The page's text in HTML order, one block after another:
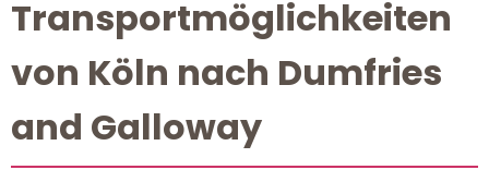
Transportmöglichkeiten
von Köln nach Dumfries
and Galloway